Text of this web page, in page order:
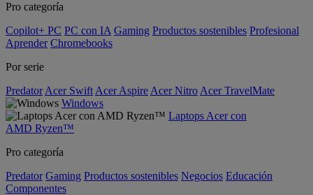
Pro categoría
Copilot+ PC PC con IA Gaming Productos sostenibles Profesional
Aprender Chromebooks
Por serie
Predator Acer Swift Acer Aspire Acer Nitro Acer TravelMate
Windows
Laptops Acer con
AMD Ryzen™
Pro categoría
Predator Gaming Productos sostenibles Negocios Educación
Componentes